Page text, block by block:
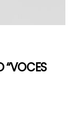
“VOCES